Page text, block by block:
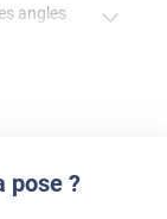
le
angles
pose ?